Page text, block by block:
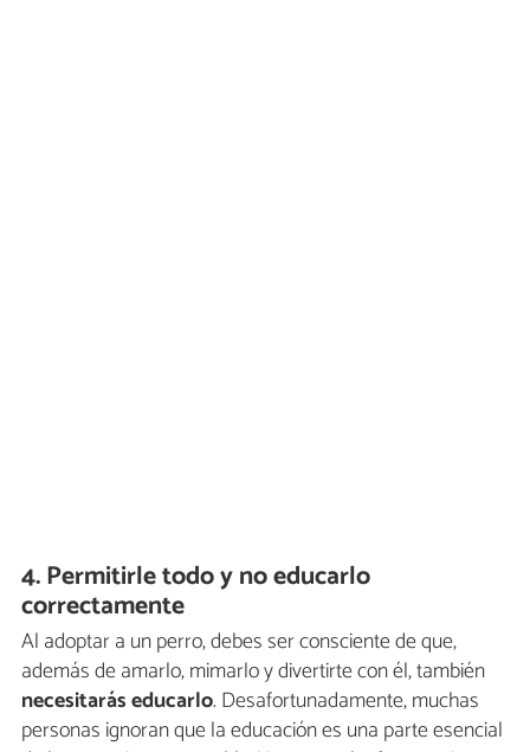
4. Permitirle todo y no educarlo
correctamente
Al adoptar a un perro, debes ser consciente de que,
además de amarlo, mimarlo y divertirte con él, también
necesitarás educarlo. Desafortunadamente, muchas
personas ignoran que la educación es una parte esencial